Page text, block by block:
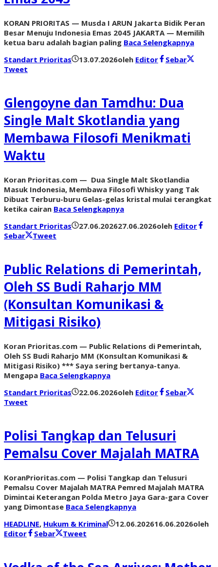
KORAN PRIORITAS — Musda I ARUN Jakarta Bidik Peran
Besar Menuju Indonesia Emas 2045 JAKARTA — Memilih
ketua baru adalah bagian paling Baca Selengkapnya
Standart Prioritas
13.07.2026oleh Editor
Sebar
Tweet
Glengoyne dan Tamdhu: Dua
Single Malt Skotlandia yang
Membawa Filosofi Menikmati
Waktu
Koran Prioritas.com — Dua Single Malt Skotlandia
Masuk Indonesia, Membawa Filosofi Whisky yang Tak
Dibuat Terburu-buru Gelas-gelas kristal mulai terangkat
ketika cairan Baca Selengkapnya
Standart Prioritas
27.06.202627.06.2026oleh Editor
Sebar
Tweet
Public Relations di Pemerintah,
Oleh SS Budi Raharjo MM
(Konsultan Komunikasi &
Mitigasi Risiko)
Koran Prioritas.com — Public Relations di Pemerintah,
Oleh SS Budi Raharjo MM (Konsultan Komunikasi &
Mitigasi Risiko) *** Saya sering bertanya-tanya.
Mengapa Baca Selengkapnya
Standart Prioritas
22.06.2026oleh Editor
Sebar
Tweet
Polisi Tangkap dan Telusuri
Pemalsu Cover Majalah MATRA
KoranPrioritas.com — Polisi Tangkap dan Telusuri
Pemalsu Cover Majalah MATRA Pemred Majalah MATRA
Dimintai Keterangan Polda Metro Jaya Gara-gara Cover
yang Dimontase Baca Selengkapnya
HEADLINE, Hukum & Kriminal 12.06.202616.06.2026oleh
Editor
Sebar Tweet